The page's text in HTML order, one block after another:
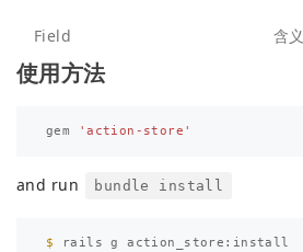
Field 含义
使用方法
gem 'action-store'
and run bundle install
$
rails g action_store:install